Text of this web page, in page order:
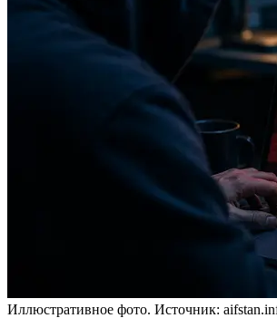
Иллюстративное фото. Источник: